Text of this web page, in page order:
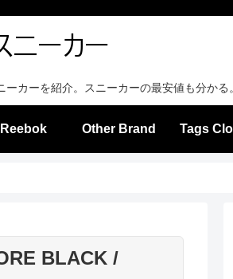
カーを紹介。スニーカーの最安値も分か
Reebok Other Brand Tags
BLACK /